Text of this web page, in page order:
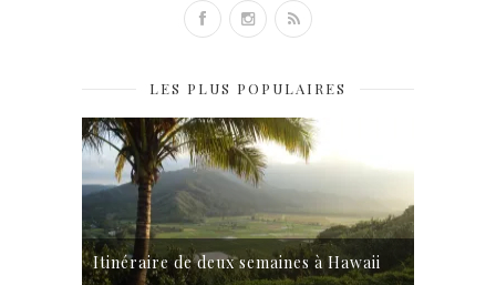
LES PLUS POPULAIRES
Itinéraire de deux semaines à Hawaii